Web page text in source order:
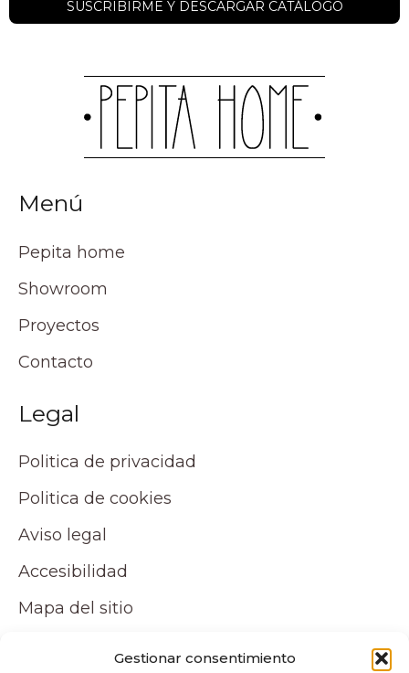
Gestionar consentimiento
Menú
Pepita home
Showroom
Proyectos
Contacto
Legal
Politica de privacidad
Politica de cookies
Aviso legal
Accesibilidad
Mapa del sitio
Tu cuenta